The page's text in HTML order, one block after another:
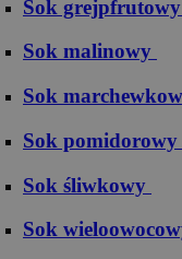
S​o​k​ ​g​r​e​j​p​f​r​u​t​o​w​y
Sok malinowy
Sok
Sok pomidorowy
Sok śliwkowy
Sok